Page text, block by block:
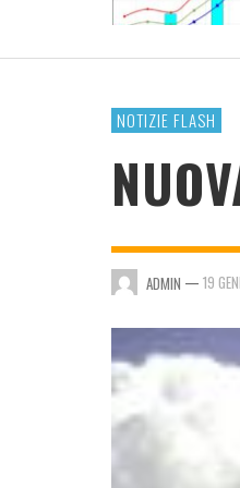
2023
NOTIZIE FLASH
ADMIN — 19